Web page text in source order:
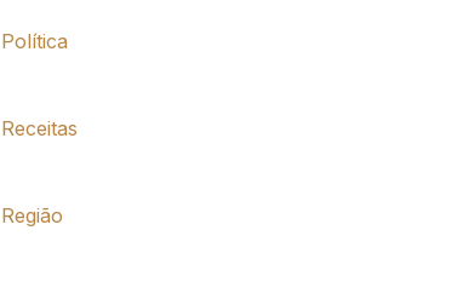
Política
Receitas
Região